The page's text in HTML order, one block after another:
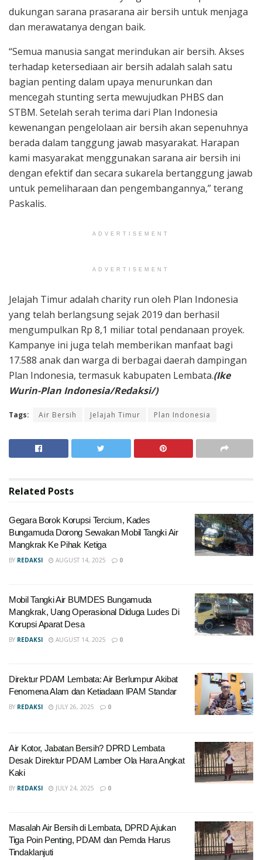
dukungan sarana prasarana air bersih untuk menjaga
dan merawatanya dengan baik.
“Semua manusia sangat merindukan air bersih. Akses
terhadap ketersediaan air bersih adalah salah satu
bagian penting dalam upaya menurunkan dan
mencegah stunting serta mewujudkan PHBS dan
STBM. Setelah serah terima dari Plan Indonesia
kewenangan pengelolaan air bersih akan sepenuhnya
berada dalam tanggung jawab masyarakat. Harapan
kami masyarakat menggunakan sarana air bersih ini
dengan efektif dan secara sukarela bertanggung jawab
untuk pemeliharaan dan pengembangannya,” terang
Paskalis.
ADVERTISEMENT
ADVERTISEMENT
Jelajah Timur adalah charity run oleh Plan Indonesia
yang telah berlangsung sejak 2019 dan berhasil
mengumpulkan Rp 8,1 miliar total pendanaan proyek.
Kampanye ini juga telah memberikan manfaat bagi
17.588 anak dan warga di berbagai daerah dampingan
Plan Indonesia, termasuk kabupaten Lembata.(Ike
Wurin-Plan Indonesia/Redaksi/)
Tags: Air Bersih Jelajah Timur Plan Indonesia
Related Posts
Gegara Borok Korupsi Tercium, Kades
Bungamuda Dorong Sewakan Mobil Tangki Air
Mangkrak Ke Pihak Ketiga
BY REDAKSI AUGUST 14, 2025 0
Mobil Tangki Air BUMDES Bungamuda
Mangkrak, Uang Operasional Diduga Ludes Di
Korupsi Aparat Desa
BY REDAKSI AUGUST 14, 2025 0
Direktur PDAM Lembata: Air Berlumpur Akibat
Fenomena Alam dan Ketiadaan IPAM Standar
BY REDAKSI JULY 26, 2025 0
Air Kotor, Jabatan Bersih? DPRD Lembata
Desak Direktur PDAM Lamber Ola Hara Angkat
Kaki
BY REDAKSI JULY 24, 2025 0
Masalah Air Bersih di Lembata, DPRD Ajukan
Tiga Poin Penting, PDAM dan Pemda Harus
Tindaklanjuti